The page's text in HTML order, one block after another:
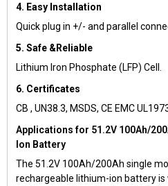
4. Easy Installation
Quick plug in +/- and parallel
5. Safe &Reliable
Lithium Iron Phosphate (LFP) Cell.
6. Certificates
CB , UN38.3, MSDS, CE EMC
Applications for 51.2V 100Ah/
Ion Battery
The 51.2V 100Ah/200Ah single
rechargeable lithium-ion battery